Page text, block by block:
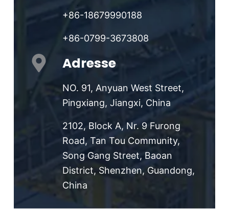
+86-18679990188
+86-0799-3673808
Adresse
NO. 91, Anyuan West Street,
Pingxiang, Jiangxi, China
2102, Block A, Nr. 9 Furong
Road, Tan Tou Community,
Song Gang Street, Baoan
District, Shenzhen, Guandong,
China